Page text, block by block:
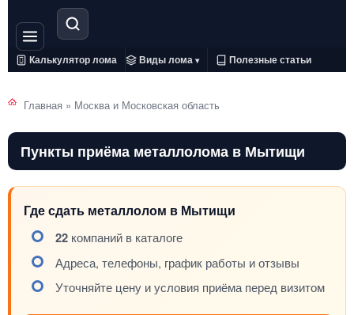
Калькулятор лома Виды лома ▾ Полезные статьи
Главная » Москва и Московская область
Пункты приёма металлолома в Мытищи
Где сдать металлолом в Мытищи
22 компаний в каталоге
Адреса, телефоны, график работы и отзывы
Уточняйте цену и условия приёма перед визитом